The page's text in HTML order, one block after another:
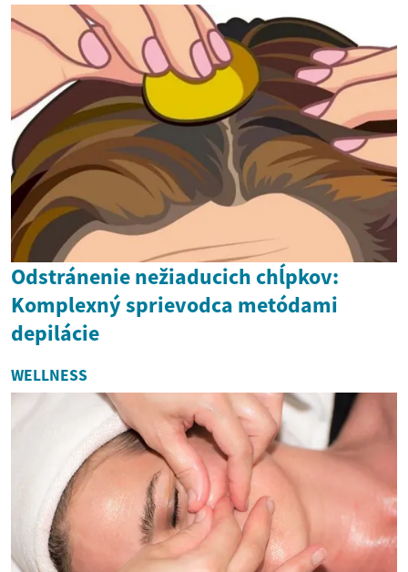
Odstránenie nežiaducich chĺpkov:
Komplexný sprievodca metódami
depilácie
WELLNESS